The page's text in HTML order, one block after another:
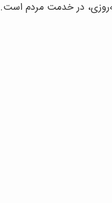
در خدمت مردم است.